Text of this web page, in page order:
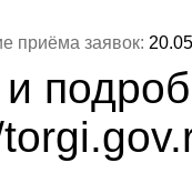
приёма заявок:
и